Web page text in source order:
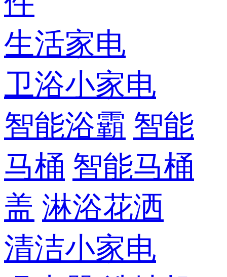
生活家电
卫浴小家电
智能浴霸 智能
马桶 智能马桶
盖 淋浴花洒
清洁小家电